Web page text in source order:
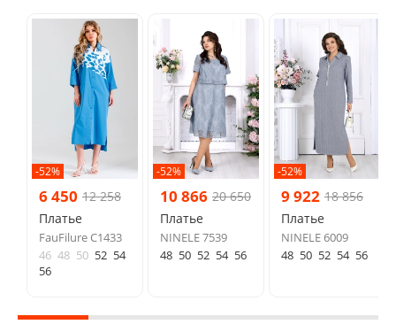
-52%
6 450 12 258
Платье
FauFilure С1433
46 48 50 52 54
56
-52%
10 866 20 650
Платье
NINELE 7539
48 50 52 54 56
-52%
9 922 18 856
Платье
NINELE 6009
48 50 52 54 56